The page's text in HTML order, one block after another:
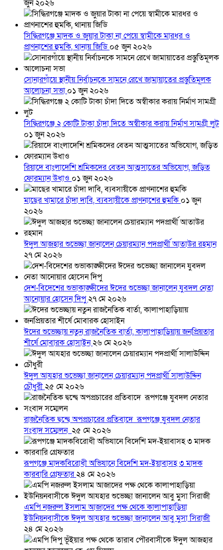
জুন ২০২৬
সিদ্ধিরগঞ্জে মাদক ও জুয়ার টাকা না পেয়ে স্বামীকে মারধর ও
প্রাণনাশের হুমকি, থানায় জিডি০৫ জুন ২০২৬
সোনারগাঁয়ে স্থানীয় নির্বাচনকে সামনে রেখে জামায়াতের প্রস্তুতিমূলক
আলোচনা সভা ০১ জুন ২০২৬
সিদ্ধিরগঞ্জে ২ কোটি টাকা চাঁদা দিতে অস্বীকার করায় নির্মাণ সামগ্রী লুট
০১ জুন ২০২৬
রিয়াদে বাংলাদেশি শ্রমিকদের বেতন আত্মসাতের অভিযোগ, জড়িত
ফোরম্যান উধাও ০১ জুন ২০২৬
মাছের খামারে চাঁদা দাবি, ব্যবসায়ীকে প্রাণনাশের হুমকি ০১ জুন
২০২৬
ঈদুল আজহার শুভেচ্ছা জানালেন চেয়ারম্যান পদপ্রার্থী আতাউর রহমান
২৭ মে ২০২৬
দেশ-বিদেশের শুভাকাঙ্ক্ষীদের ঈদের শুভেচ্ছা জানালেন যুবদল নেতা
আনোয়ার হোসেন দিপু২৭ মে ২০২৬
ঈদের শুভেচ্ছায় নতুন রাজনৈতিক বার্তা, কালাপাহাড়িয়ায় জনপ্রিয়তার
শীর্ষে মোবারক হোসাইন২৬ মে ২০২৬
ঈদুল আযহার শুভেচ্ছা জানালেন চেয়ারম্যান পদপ্রার্থী সালাউদ্দিন
চৌধুরী২৫ মে ২০২৬
রাজনৈতিক দ্বন্দ্বে অপপ্রচারের প্রতিবাদে ‎রূপগঞ্জে যুবদল নেতার
সংবাদ সম্মেলন ‎ ২৫ মে ২০২৬
রূপগঞ্জে মাদকবিরোধী অভিযানে বিদেশি মদ-ইয়াবাসহ ৩ মাদক
কারবারি গ্রেফতার২৪ মে ২০২৬
এমপি নজরুল ইসলাম আজাদের পক্ষ থেকে কালাপাহাড়িয়া
ইউনিয়নবাসীকে ঈদুল আযহার শুভেচ্ছা জানালেন আবু মুসা সিরাজী
২৪ মে ২০২৬